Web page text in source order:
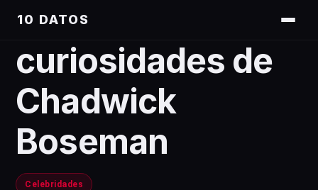
10 DATOS
curiosidades de
Chadwick
Boseman
Celebridades